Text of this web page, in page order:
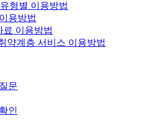
형별 이용방법
용방법
료 이용방법
약계층 서비스 이용방법
문
인